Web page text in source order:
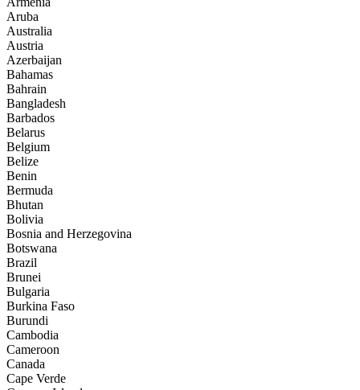
Aruba
Australia
Austria
Azerbaijan
Bahamas
Bahrain
Bangladesh
Barbados
Belarus
Belgium
Belize
Benin
Bermuda
Bhutan
Bolivia
Bosnia and Herzegovina
Botswana
Brazil
Brunei
Bulgaria
Burkina Faso
Burundi
Cambodia
Cameroon
Canada
Cape Verde